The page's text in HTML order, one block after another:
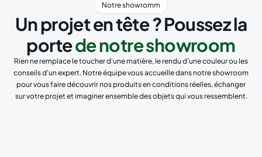
Notre showromm
Un projet en tête ? Poussez la
portede notre showroom
Rien ne remplace le toucher d'une matière, le rendu d'une couleur ou les
conseils d'un expert. Notre équipe vous accueille dans notre showroom
pour vous faire découvrir nos produits en conditions réelles, échanger
sur votre projet et imaginer ensemble des objets qui vous ressemblent.